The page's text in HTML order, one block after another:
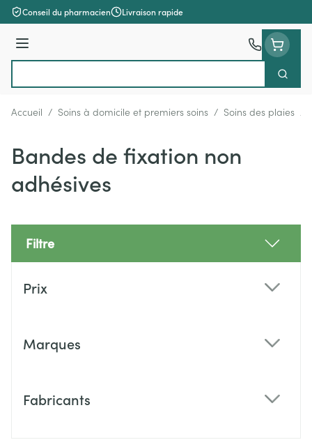
Aller au contenu
Conseil du pharmacien Livraison rapide
Menu
Accueil / Soins à domicile et premiers soins / Soins des plaies /
Bandes de fixation non
adhésives
Filtre
Prix
Marques
Fabricants